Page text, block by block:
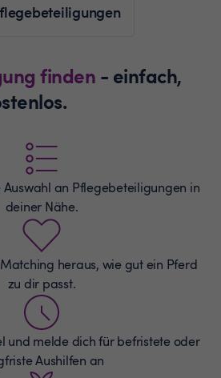
finden - einfach,
an Pflegebeteiligungen in
deiner Nähe.
heraus, wie gut ein Pferd
zu dir passt.
und melde dich für befristete oder
Aushilfen an